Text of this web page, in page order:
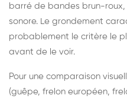
barré de bandes brun-
sonore. Le grondement
probablement le critère le
avant de le voir.
Pour une comparaison
(guêpe, frelon européen,